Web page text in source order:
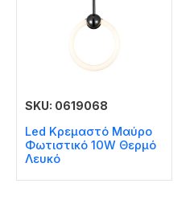
SKU: 0619068
Led Κρεμαστό Μαύρο
Φωτιστικό 10W Θερμό
Λευκό